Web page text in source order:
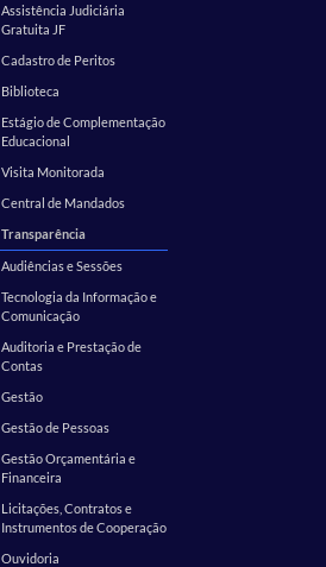
Assistência Judiciária
Gratuita JF
Cadastro de Peritos
Biblioteca
Estágio de Complementação
Educacional
Visita Monitorada
Central de Mandados
Transparência
Audiências e Sessões
Tecnologia da Informação e
Comunicação
Auditoria e Prestação de
Contas
Gestão
Gestão de Pessoas
Gestão Orçamentária e
Financeira
Licitações, Contratos e
Instrumentos de Cooperação
Ouvidoria